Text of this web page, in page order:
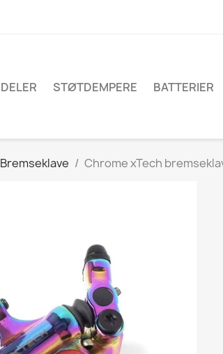
DELER STØTDEMPERE BATTERIER
Bremseklave Chrome xTech